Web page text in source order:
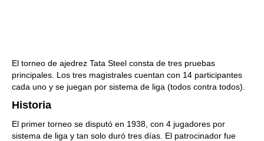
El torneo de ajedrez Tata Steel consta de tres pruebas
principales. Los tres magistrales cuentan con 14 participantes
cada uno y se juegan por sistema de liga (todos contra todos).
Historia
El primer torneo se disputó en 1938, con 4 jugadores por
sistema de liga y tan solo duró tres días. El patrocinador fue